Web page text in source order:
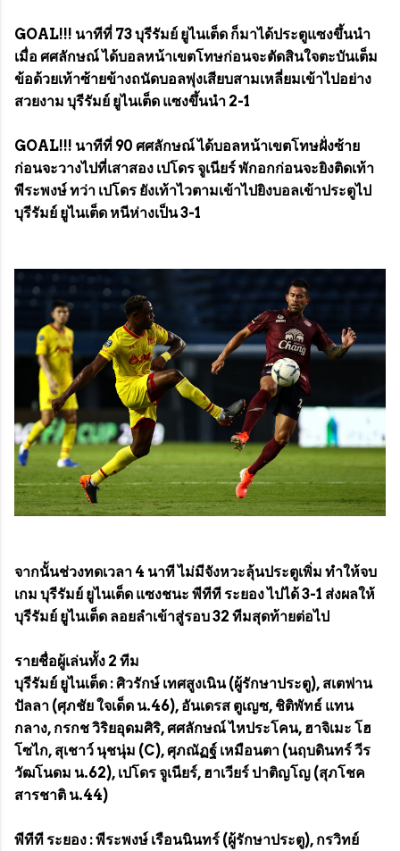
GOAL!!! นาทีที่ 73 บุรีรัมย์ ยูไนเต็ด ก็มาได้ประตูแซงขึ้นนำ
เมื่อ ศศลักษณ์ ได้บอลหน้าเขตโทษก่อนจะตัดสินใจตะบันเต็ม
ข้อด้วยเท้าซ้ายข้างถนัดบอลพุ่งเสียบสามเหลี่ยมเข้าไปอย่าง
สวยงาม บุรีรัมย์ ยูไนเต็ด แซงขึ้นนำ 2-1
GOAL!!! นาทีที่ 90 ศศลักษณ์ ได้บอลหน้าเขตโทษฝั่งซ้าย
ก่อนจะวางไปที่เสาสอง เปโดร จูเนียร์ พักอกก่อนจะยิงติดเท้า
พีระพงษ์ ทว่า เปโดร ยังเท้าไวตามเข้าไปยิงบอลเข้าประตูไป
บุรีรัมย์ ยูไนเต็ด หนีห่างเป็น 3-1
จากนั้นช่วงทดเวลา 4 นาที ไม่มีจังหวะลุ้นประตูเพิ่ม ทำให้จบ
เกม บุรีรัมย์ ยูไนเต็ด แซงชนะ พีทีที ระยอง ไปได้ 3-1 ส่งผลให้
บุรีรัมย์ ยูไนเต็ด ลอยลำเข้าสู่รอบ 32 ทีมสุดท้ายต่อไป
รายชื่อผู้เล่นทั้ง 2 ทีม
บุรีรัมย์ ยูไนเต็ด : ศิวรักษ์ เทศสูงเนิน (ผู้รักษาประตู), สเตฟาน
ปัลลา (ศุภชัย ใจเด็ด น.46), อันเดรส ตูเญซ, ชิติพัทธ์ แทน
กลาง, กรกช วิริยอุดมศิริ, ศศลักษณ์ ไหประโคน, ฮาจิเมะ โฮ
โซไก, สุเชาว์ นุชนุ่ม (C), ศุภณัฏฐ์ เหมือนตา (นฤบดินทร์ วีร
วัฒโนดม น.62), เปโดร จูเนียร์, ฮาเวียร์ ปาติญโญ (สุภโชค
สารชาติ น.44)
พีทีที ระยอง : พีระพงษ์ เรือนนินทร์ (ผู้รักษาประตู), กรวิทย์